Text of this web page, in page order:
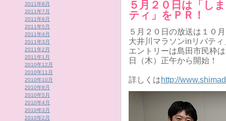
2011年8月
2011年7月
2011年6月
2011年5月
2011年4月
2011年3月
2011年2月
2011年1月
2010年12月
2010年11月
2010年10月
2010年8月
2010年5月
2010年4月
2010年3月
2010年2月
５月２０日は「し
ティ」をＰＲ！
５月２０日の放送は１０
大井川マラソンinリバテ
エントリーは島田市民枠
日（木）正午から開始！
詳しくはhttp://